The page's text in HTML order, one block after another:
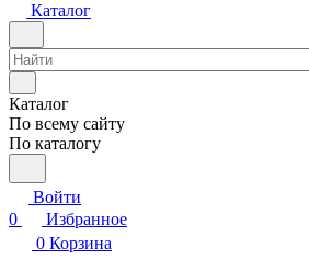
Каталог
Каталог
По всему сайту
По каталогу
Войти
0
Избранное
0 Корзина